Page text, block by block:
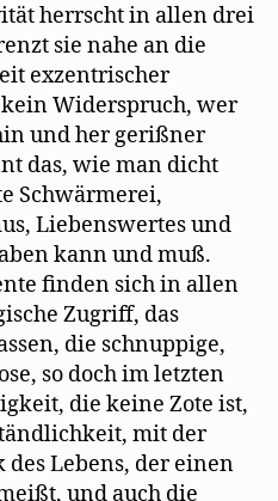
herrscht in allen drei
sie nahe an die
exzentrischer
Widerspruch, wer
und her gerißner
das, wie man dicht
Schwärmerei,
Liebenswertes und
kann und muß.
finden sich in allen
Zugriff, das
die schnuppige,
so doch im letzten
die keine Zote ist,
mit der
des Lebens, der einen
und auch die